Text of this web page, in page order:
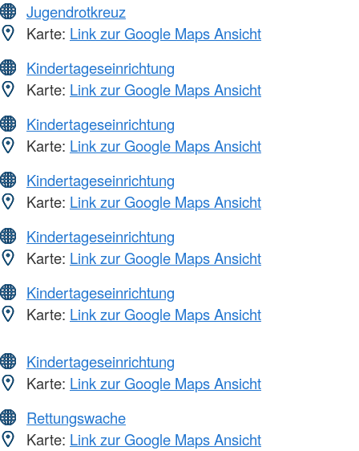
Jugendrotkreuz
Karte: Link zur Google Maps Ansicht
Kindertageseinrichtung
Karte: Link zur Google Maps Ansicht
Kindertageseinrichtung
Karte: Link zur Google Maps Ansicht
Kindertageseinrichtung
Karte: Link zur Google Maps Ansicht
Kindertageseinrichtung
Karte: Link zur Google Maps Ansicht
Kindertageseinrichtung
Karte: Link zur Google Maps Ansicht
Kindertageseinrichtung
Karte: Link zur Google Maps Ansicht
Rettungswache
Karte: Link zur Google Maps Ansicht